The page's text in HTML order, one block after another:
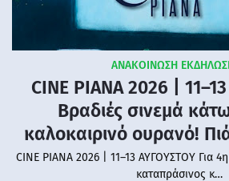
ΑΝΑΚΟΙΝΩΣΗ
CINE PIANA 2026 |
Βραδιές σινεμά
καλοκαιρινό ουρανό!
CINE PIANA 2026 | 11–13 ΑΥΓΟΥΣΤΟΥ Για
καταπράσινος κ…